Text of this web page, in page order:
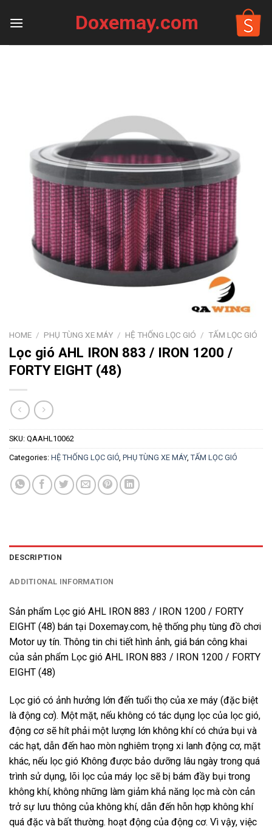
Doxemay.com
HOME / PHỤ TÙNG XE MÁY / HỆ THỐNG LỌC GIÓ / TẤM LỌC GIÓ
Lọc gió AHL IRON 883 / IRON 1200 /
FORTY EIGHT (48)
SKU: QAAHL10062
Categories: HỆ THỐNG LỌC GIÓ, PHỤ TÙNG XE MÁY, TẤM LỌC GIÓ
DESCRIPTION
ADDITIONAL INFORMATION
Sản phẩm Lọc gió AHL IRON 883 / IRON 1200 / FORTY
EIGHT (48) bán tại Doxemay.com, hệ thống phụ tùng đồ chơi
Motor uy tín. Thông tin chi tiết hình ảnh, giá bán công khai
của sản phẩm Lọc gió AHL IRON 883 / IRON 1200 / FORTY
EIGHT (48)
Lọc gió có ảnh hưởng lớn đến tuổi thọ của xe máy (đặc biệt
là động cơ). Một mặt, nếu không có tác dụng lọc của lọc gió,
động cơ sẽ hít phải một lượng lớn không khí có chứa bụi và
các hạt, dẫn đến hao mòn nghiêm trọng xi lanh động cơ, mặt
khác, nếu lọc gió Không được bảo dưỡng lâu ngày trong quá
trình sử dụng, lõi lọc của máy lọc sẽ bị bám đầy bụi trong
không khí, không những làm giảm khả năng lọc mà còn cản
trở sự lưu thông của không khí, dẫn đến hỗn hợp không khí
quá đặc và bất thường. hoạt động của động cơ. Vì vậy, việc